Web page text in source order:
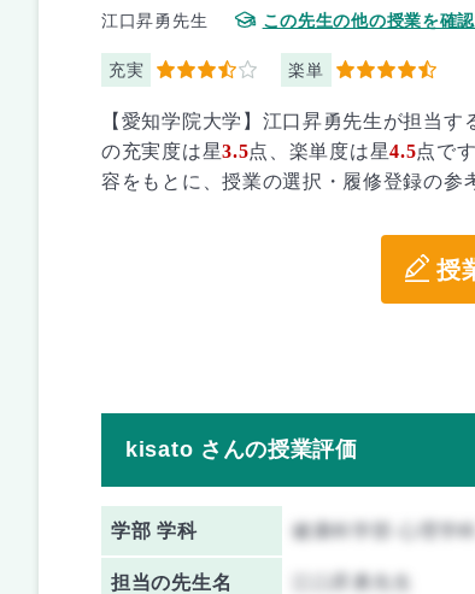
江口昇勇先生 この先生の他の授業を確
充実 3.5 楽単 4.5
【愛知学院大学】江口昇勇先生が担当
の充実度は星3.5点、楽単度は星4.5点で
容をもとに、授業の選択・履修登録の参
授
kisato さんの授業評価
学部 学科 健康科学部 心理学科
担当の先生名